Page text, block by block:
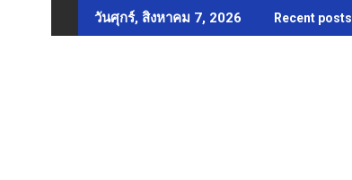
to
วันศุกร์, สิงหาคม 7, 2026 Recent posts